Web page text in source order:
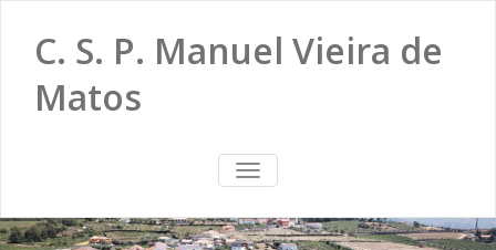
C. S. P. Manuel Vieira de
Matos
TOGGLE
NAVIGATION